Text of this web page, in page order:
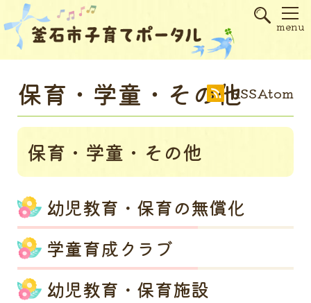
menu
保育・学童・その他
保育・学童・その他
幼児教育・保育の無償化
学童育成クラブ
幼児教育・保育施設
RSSAtom